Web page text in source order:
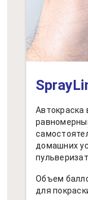
Автокраска
домашних
Объем
для